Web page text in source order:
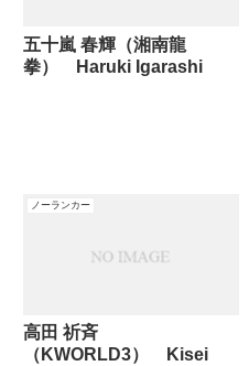
五十嵐 春輝（湘南龍
拳） Haruki Igarashi
ノーランカー
高田 祈斉
（KWORLD3） Kisei